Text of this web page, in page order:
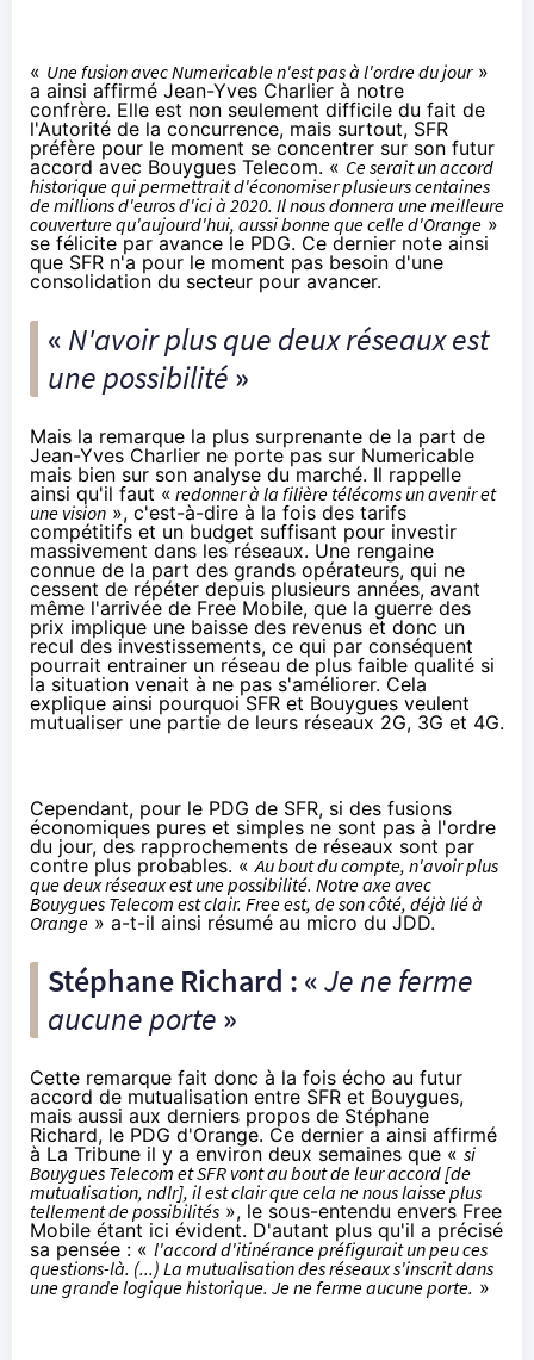
« Une fusion avec Numericable n'est pas à l'ordre du jour»
a ainsi affirmé Jean-Yves Charlier à notre
confrère. Elle est non seulement difficile du fait de
l'Autorité de la concurrence, mais surtout, SFR
préfère pour le moment se concentrer sur son futur
accord avec Bouygues Telecom. « Ce serait un accord
historique qui permettrait d'économiser plusieurs centaines
de millions d'euros d'ici à 2020. Il nous donnera une meilleure
couverture qu'aujourd'hui, aussi bonne que celle d'Orange »
se félicite par avance le PDG. Ce dernier note ainsi
que SFR n'a pour le moment pas besoin d'une
consolidation du secteur pour avancer.
« N'avoir plus que deux réseaux est
une possibilité »
Mais la remarque la plus surprenante de la part de
Jean-Yves Charlier ne porte pas sur Numericable
mais bien sur son analyse du marché. Il rappelle
ainsi qu'il faut « redonner à la filière télécoms un avenir et
une vision », c'est-à-dire à la fois des tarifs
compétitifs et un budget suffisant pour investir
massivement dans les réseaux. Une rengaine
connue de la part des grands opérateurs, qui ne
cessent de répéter depuis plusieurs années, avant
même l'arrivée de Free Mobile, que la guerre des
prix implique une baisse des revenus et donc un
recul des investissements, ce qui par conséquent
pourrait entrainer un réseau de plus faible qualité si
la situation venait à ne pas s'améliorer. Cela
explique ainsi pourquoi SFR et Bouygues veulent
mutualiser une partie de leurs réseaux 2G, 3G et 4G.
Cependant, pour le PDG de SFR, si des fusions
économiques pures et simples ne sont pas à l'ordre
du jour, des rapprochements de réseaux sont par
contre plus probables. «Au bout du compte, n'avoir plus
que deux réseaux est une possibilité. Notre axe avec
Bouygues Telecom est clair. Free est, de son côté, déjà lié à
Orange » a-t-il ainsi résumé au micro du JDD.
Stéphane Richard : «Je ne ferme
aucune porte »
Cette remarque fait donc à la fois écho au futur
accord de mutualisation entre SFR et Bouygues,
mais aussi aux derniers propos de Stéphane
Richard, le PDG d'Orange. Ce dernier a ainsi affirmé
à La Tribune il y a environ deux semaines que « si
Bouygues Telecom et SFR vont au bout de leur accord [de
mutualisation, ndlr], il est clair que cela ne nous laisse plus
tellement de possibilités », le sous-entendu envers Free
Mobile étant ici évident. D'autant plus qu'il a précisé
sa pensée : « l'accord d'itinérance préfigurait un peu ces
questions-là. (...) La mutualisation des réseaux s'inscrit dans
une grande logique historique. Je ne ferme aucune porte. »